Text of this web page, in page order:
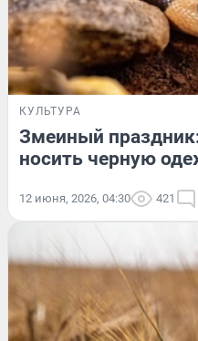
КУЛЬТУРА
Змеиный
носить черную
12 июня, 2026, 04:30 421